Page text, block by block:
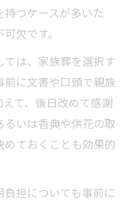
つケースが多いた
欠です。
ては、家族葬を選択す
に文書や口頭で親族
て、後日改めて感謝
いは香典や供花の取
ておくことも効果的
担についても事前に